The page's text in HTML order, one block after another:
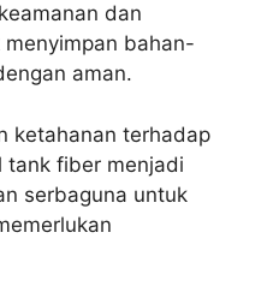
dan
bahan-
aman.
ketahanan terhadap
tank fiber menjadi
serbaguna untuk